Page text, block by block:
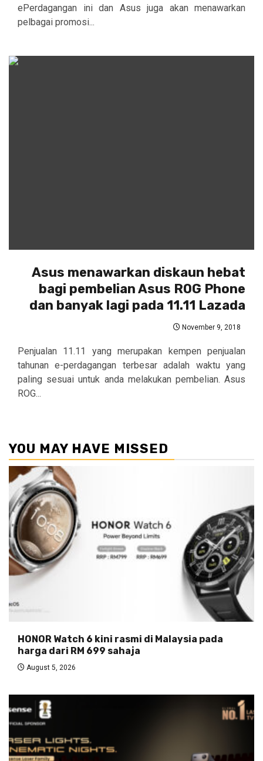
ePerdagangan ini dan Asus juga akan menawarkan
pelbagai promosi...
Asus menawarkan diskaun hebat
bagi pembelian Asus ROG Phone
dan banyak lagi pada 11.11 Lazada
November 9, 2018
Penjualan 11.11 yang merupakan kempen penjualan
tahunan e-perdagangan terbesar adalah waktu yang
paling sesuai untuk anda melakukan pembelian. Asus
ROG...
YOU MAY HAVE MISSED
HONOR Watch 6 kini rasmi di Malaysia pada
harga dari RM 699 sahaja
August 5, 2026